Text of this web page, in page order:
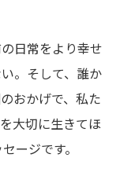
日常をより幸せ
。そして、誰か
おかげで、私た
大切に生きてほ
ージです。